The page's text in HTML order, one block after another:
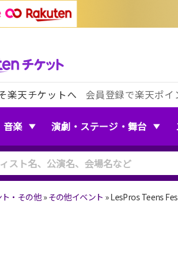
楽天チケットへ 会員登録で楽天ポイ
音楽 演劇・ステージ・舞台
・その他»その他イベント »LesPros Teens